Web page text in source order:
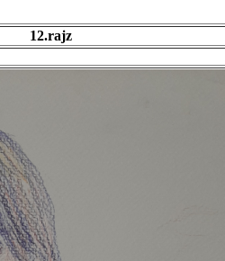
12.rajz